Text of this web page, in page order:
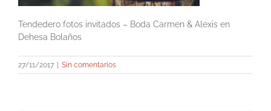
Tendedero fotos invitados – Boda Carmen & Alexis en
Dehesa Bolaños
27/11/2017 Sin comentarios